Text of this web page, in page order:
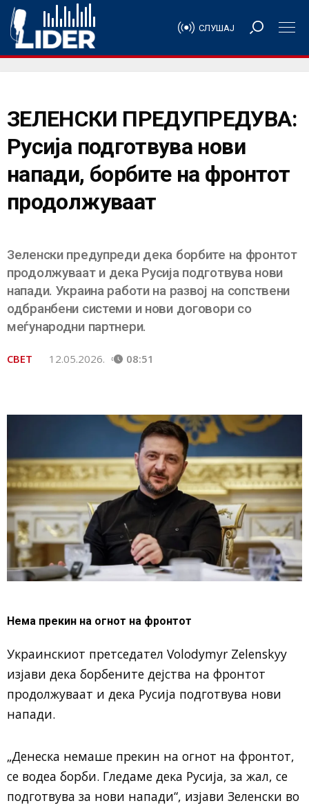
СЛУШАЈ
ЗЕЛЕНСКИ ПРЕДУПРЕДУВА:
Русија подготвува нови
напади, борбите на фронтот
продолжуваат
Зеленски предупреди дека борбите на фронтот
продолжуваат и дека Русија подготвува нови
напади. Украина работи на развој на сопствени
одбранбени системи и нови договори со
меѓународни партнери.
СВЕТ 12.05.2026. 08:51
Нема прекин на огнот на фронтот
Украинскиот претседател Volodymyr Zelenskyy
изјави дека борбените дејства на фронтот
продолжуваат и дека Русија подготвува нови
напади.
„Денеска немаше прекин на огнот на фронтот,
се водеа борби. Гледаме дека Русија, за жал, се
подготвува за нови напади“, изјави Зеленски во